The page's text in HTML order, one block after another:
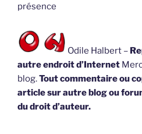
présence
Odile Halbert –
autre endroit d’Internet
blog.Tout commentaire ou
article sur autre blog ou
du droit d’auteur.